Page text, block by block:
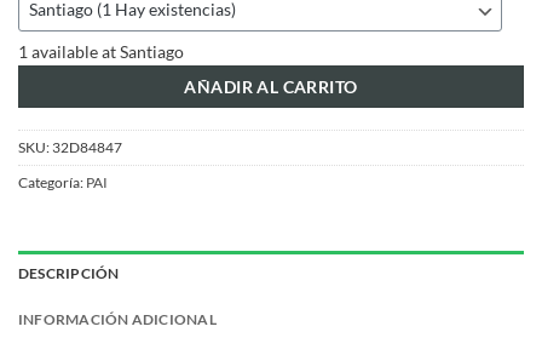
$12.211.$10.850.
1 available at Santiago
AÑADIR AL CARRITO
SKU: 32D84847
Categoría: PAI
DESCRIPCIÓN
INFORMACIÓN ADICIONAL